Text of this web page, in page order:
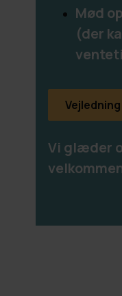
Mød
(der
Vi glæder